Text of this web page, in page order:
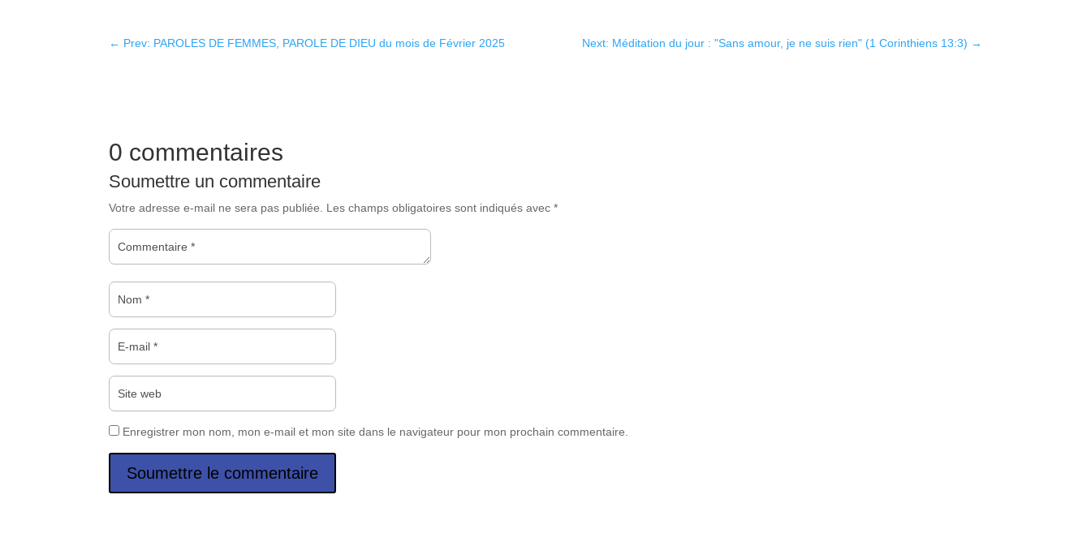
← Prev: PAROLES DE FEMMES, PAROLE DE DIEU du mois de Février 2025 Next: Méditation du jour : "Sans amour, je ne suis rien" (1 Corinthiens 13:3) →
0 commentaires
Soumettre un commentaire
Votre adresse e-mail ne sera pas publiée. Les champs obligatoires sont indiqués avec*
Enregistrer mon nom, mon e-mail et mon site dans le navigateur pour mon prochain commentaire.
Soumettre le commentaire